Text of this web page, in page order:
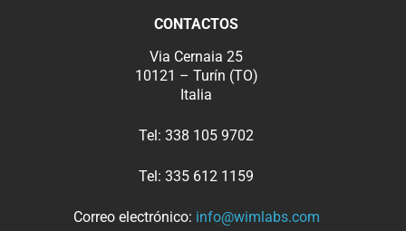
CONTACTOS
Via Cernaia 25
10121 – Turín (TO)
Italia
Tel: 338 105 9702
Tel: 335 612 1159
Correo electrónico: info@wimlabs.com